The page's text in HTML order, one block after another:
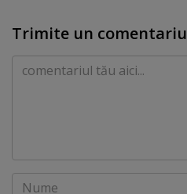
Trimite un comentariu
Comentariu
Nume